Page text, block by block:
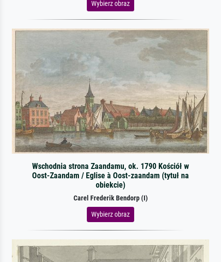
Wybierz obraz
Wschodnia strona Zaandamu, ok. 1790 Kościół w
Oost-Zaandam / Eglise à Oost-zaandam (tytuł na
obiekcie)
Carel Frederik Bendorp (I)
Wybierz obraz